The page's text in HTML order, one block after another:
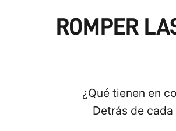
ROMPER
¿Qué tienen en
Detrás de